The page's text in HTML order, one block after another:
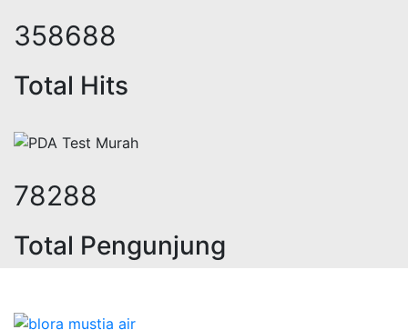
441243
Total Hits
96306
Total Pengunjung